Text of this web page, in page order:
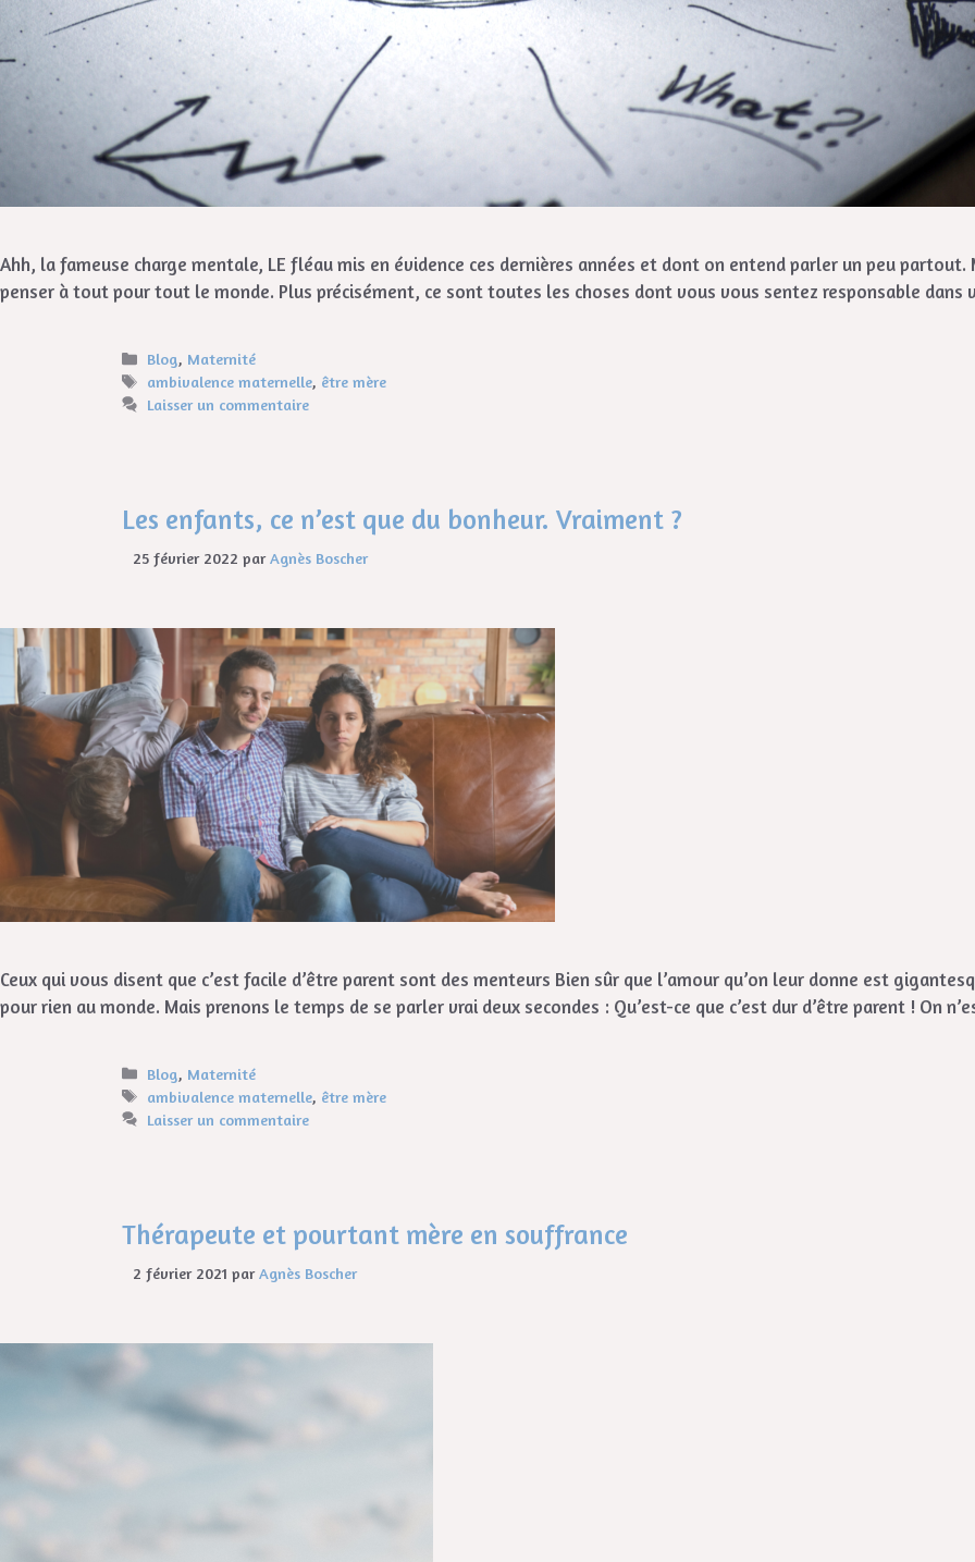
Ahh, la fameuse charge mentale, LE fléau mis en évidence ces dernières années et dont on entend parler un peu partout.
penser à tout pour tout le monde. Plus précisément, ce sont toutes les choses dont vous vous sentez responsable
Blog, Maternité
ambivalence maternelle, être mère
Laisser un commentaire
Les enfants, ce n’est que du bonheur. Vraiment ?
25 février 2022 parAgnès Boscher
Ceux qui vous disent que c’est facile d’être parent sont des menteurs Bien sûr que l’amour qu’on leur donne est
pour rien au monde. Mais prenons le temps de se parler vrai deux secondes : Qu’est-ce que c’est dur d’être parent ! On
Blog, Maternité
ambivalence maternelle, être mère
Laisser un commentaire
Thérapeute et pourtant mère en souffrance​
2 février 2021 parAgnès Boscher